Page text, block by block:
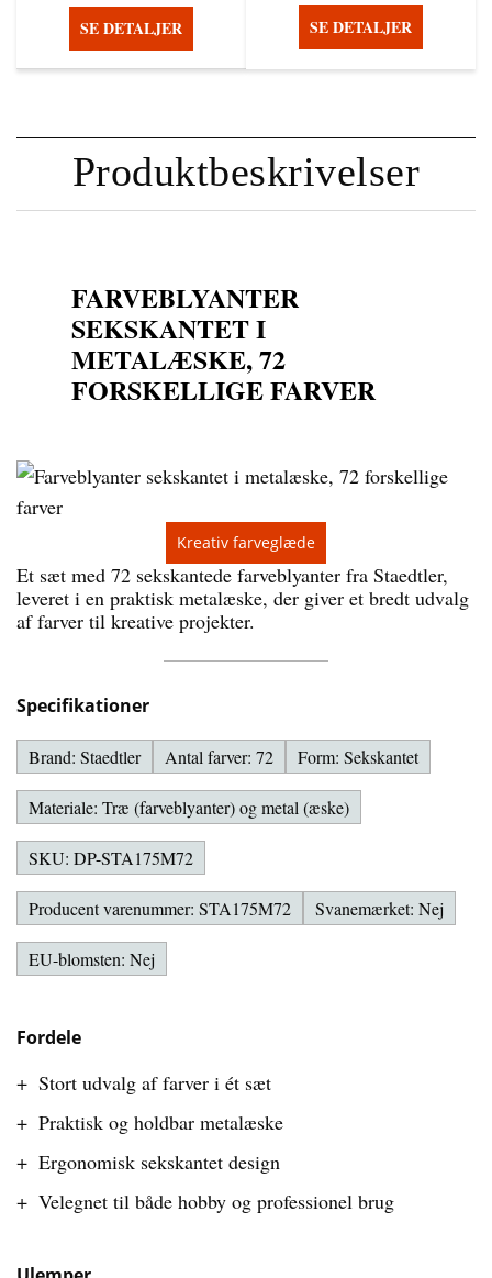
SE DETALJER SE DETALJER
Produktbeskrivelser
Kreativ farveglæde
FARVEBLYANTER
SEKSKANTET I
METALÆSKE, 72
FORSKELLIGE FARVER
Et sæt med 72 sekskantede farveblyanter fra Staedtler,
leveret i en praktisk metalæske, der giver et bredt udvalg
af farver til kreative projekter.
Fordele
Stort udvalg af farver i ét sæt
Praktisk og holdbar metalæske
Ergonomisk sekskantet design
Velegnet til både hobby og professionel brug
Specifikationer
Brand: Staedtler Antal farver: 72 Form: Sekskantet
Materiale: Træ (farveblyanter) og metal (æske)
SKU: DP-STA175M72
Producent varenummer: STA175M72 Svanemærket: Nej
EU-blomsten: Nej